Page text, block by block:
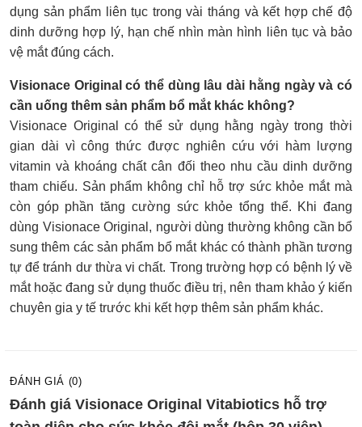
dụng sản phẩm liên tục trong vài tháng và kết hợp chế độ
dinh dưỡng hợp lý, hạn chế nhìn màn hình liên tục và bảo
vệ mắt đúng cách.
Visionace Original có thể dùng lâu dài hằng ngày và có
cần uống thêm sản phẩm bổ mắt khác không?
Visionace Original có thể sử dụng hằng ngày trong thời
gian dài vì công thức được nghiên cứu với hàm lượng
vitamin và khoáng chất cân đối theo nhu cầu dinh dưỡng
tham chiếu. Sản phẩm không chỉ hỗ trợ sức khỏe mắt mà
còn góp phần tăng cường sức khỏe tổng thể. Khi đang
dùng Visionace Original, người dùng thường không cần bổ
sung thêm các sản phẩm bổ mắt khác có thành phần tương
tự để tránh dư thừa vi chất. Trong trường hợp có bệnh lý về
mắt hoặc đang sử dụng thuốc điều trị, nên tham khảo ý kiến
chuyên gia y tế trước khi kết hợp thêm sản phẩm khác.
ĐÁNH GIÁ (0)
Đánh giá Visionace Original Vitabiotics hỗ trợ